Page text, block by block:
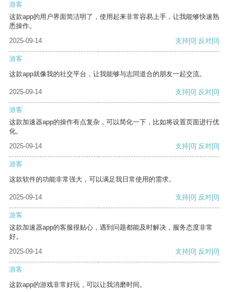
游客
这款app的用户界面简洁明了，使用起来非常容易上手，让我能够快速熟
悉操作。
2025-09-14
支持[0] 反对[0]
游客
这款app就像我的社交平台，让我能够与志同道合的朋友一起交流。
2025-09-14 支持[0] 反对[0]
游客
这款加速器app的操作有点复杂，可以简化一下，比如将设置页面进行优
化。
2025-09-14
支持[0] 反对[0]
游客
这款软件的功能非常强大，可以满足我日常使用的需求。
2025-09-14 支持[0] 反对[0]
游客
这款加速器app的客服很贴心，遇到问题都能及时解决，服务态度非常
好。
2025-09-14
支持[0] 反对[0]
游客
这款app的游戏非常好玩，可以让我消磨时间。